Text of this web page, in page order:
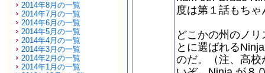
2014年8月の一覧
2014年7月の一覧
2014年6月の一覧
2014年5月の一覧
2014年4月の一覧
2014年3月の一覧
2014年2月の一覧
2014年1月の一覧
度は第１話もちゃ
どこかの州のノ
とに選ばれる
のだ。（注、高